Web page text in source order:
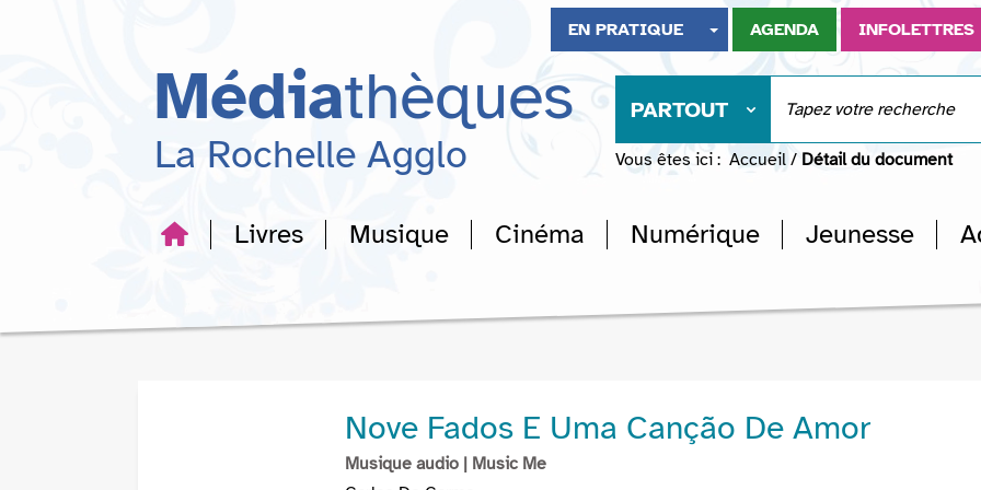
recherche
EN PRATIQUE AGENDA INFOLETTRES
Médiathèques
La Rochelle Agglo
PARTOUT
Vous êtes ici : Accueil / Détail du document
Livres Musique Cinéma Numérique Jeunesse
Nove Fados E Uma Canção De Amor
Musique audio | Music Me